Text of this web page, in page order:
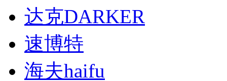
达克DARKER
速博特
海夫haifu